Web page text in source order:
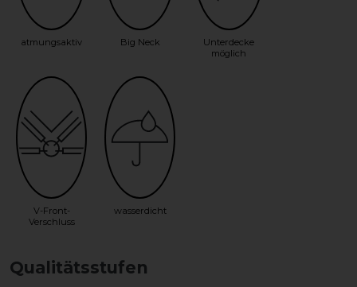
atmungsaktiv Big Neck
Unterdecke
möglich
V-Front-
Verschluss
wasserdicht
Qualitätsstufen